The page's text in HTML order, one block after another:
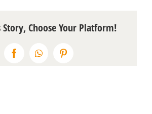
Story, Choose Your Platform!
FacebookWhatsAppPinterest